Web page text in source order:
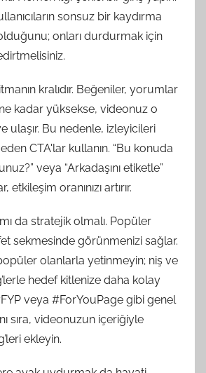
sonsuz bir kaydırma
onları durdurmak için
kralıdır. Beğeniler, yorumlar
kadar yüksekse, videonuz o
ulaşır. Bu nedenle, izleyicileri
CTA'lar kullanın. “Bu konuda
veya “Arkadaşını etiketle”
etkileşim oranınızı artırır.
da stratejik olmalı. Popüler
sekmesinde görünmenizi sağlar.
olanlarla yetinmeyin; niş ve
hedef kitlenize daha kolay
veya #ForYouPage gibi genel
sıra, videonuzun içeriğiyle
ekleyin.